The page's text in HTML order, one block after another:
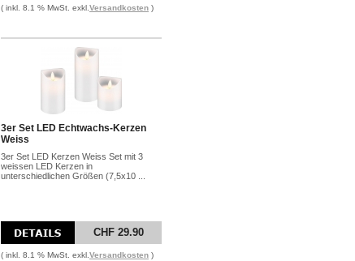
( inkl. 8.1 % MwSt. exkl. Versandkosten )
3er Set LED Echtwachs-Kerzen
Weiss
3er Set LED Kerzen Weiss Set mit 3
weissen LED Kerzen in
unterschiedlichen Größen (7,5x10 ...
CHF 29.90
( inkl. 8.1 % MwSt. exkl. Versandkosten )